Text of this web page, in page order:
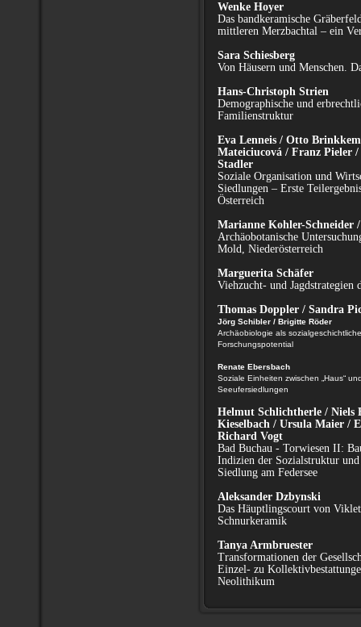
Wenke Hoyer
Das bandkeramische
mittleren Merzbachtal – ein
Sara Schiesberg
Von Häusern und Menschen.
Hans-Christoph Strien
Demographische und
Familienstruktur
Eva Lenneis / Otto
Mateiciucová / Franz Pieler
Stadler
Soziale Organisation und
Siedlungen – Erste
Österreich
Marianne Kohler-Schneider
Archäobotanische
Mold, Niederösterreich
Marguerita Schäfer
Viehzucht- und Jagdstrategien
Thomas Doppler / Sandra
Jörg Schibler / Brigitte Röder
Archäobiologie als
Forschungspotential
Renate Ebersbach
Soziale Einheiten zwischen „Haus“
Seeufersiedlungen
Helmut Schlichtherle / Niels
Kieselbach / Ursula Maier /
Richard Vogt
Bad Buchau - Torwiesen II:
Indizien der Sozialstruktur
Siedlung am Federsee
Aleksander Dzbynski
Das Häuptlingscourt von
Schnurkeramik
Tanya Armbruester
Transformationen der
Einzel- zu
Neolithikum